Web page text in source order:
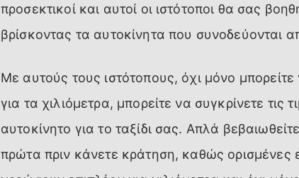
προσεκτικοί και αυτοί οι ιστότοποι θα σας
βρίσκοντας τα αυτοκίνητα που συνοδεύονται
Με αυτούς τους ιστότοπους, όχι μόνο
για τα χιλιόμετρα, μπορείτε να συγκρίνετε τις
αυτοκίνητο για το ταξίδι σας. Απλά
πρώτα πριν κάνετε κράτηση, καθώς ορισμένες